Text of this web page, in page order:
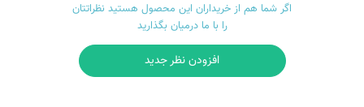
اگر شما هم از خریداران این محصول هستید نظراتتان
را با ما درمیان بگذارید
افزودن نظر جدید